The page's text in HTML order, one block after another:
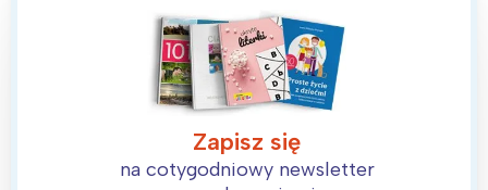
Zapisz się
na cotygodniowy newsletter